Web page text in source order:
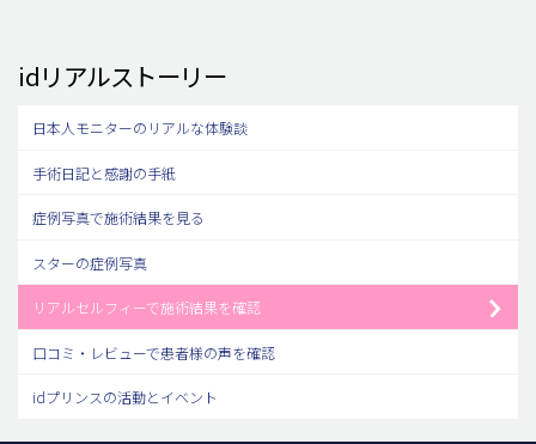
idリアルストーリー
日本人モニターのリアルな体験談
手術日記と感謝の手紙
症例写真で施術結果を見る
スターの症例写真
リアルセルフィーで施術結果を確認
口コミ・レビューで患者様の声を確認
idプリンスの活動とイベント